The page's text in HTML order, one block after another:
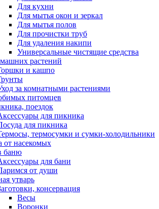
Для кухни
Для мытья окон и зеркал
Для мытья полов
Для прочистки труб
Для удаления накипи
Универсальные чистящие средства
растений
и кашпо
за комнатными растениями
питомцев
поездок
для пикника
для пикника
термосумки и сумки-холодильники
от насекомых
баню
для бани
от души
утварь
консервация
Весы
Воронки